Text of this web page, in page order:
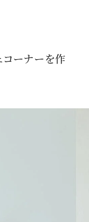
ーナーを作